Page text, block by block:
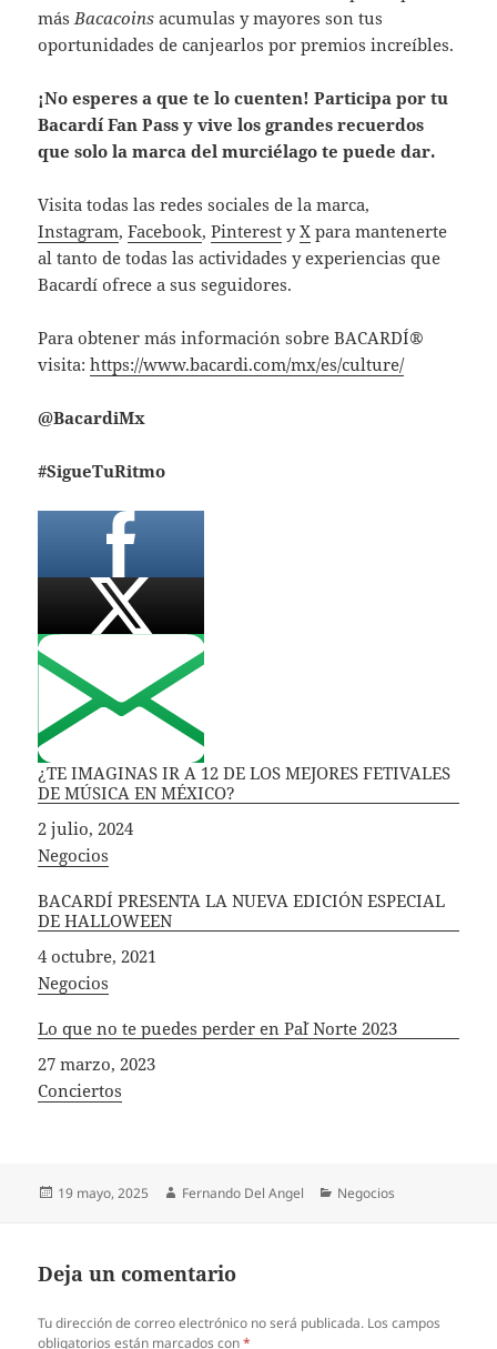
más Bacacoinsacumulas y mayores son tus
oportunidades de canjearlos por premios increíbles.
¡No esperes a que te lo cuenten! Participa por tu
Bacardí Fan Pass y vive los grandes recuerdos
que solo la marca del murciélago te puede dar.
Visita todas las redes sociales de la marca,
Instagram,Facebook,Pinterest yX para mantenerte
al tanto de todas las actividades y experiencias que
Bacardí ofrece a sus seguidores.
Para obtener más información sobre BACARDÍ®
visita:https://www.bacardi.com/mx/es/culture/
@BacardiMx
#SigueTuRitmo
¿TE IMAGINAS IR A 12 DE LOS MEJORES FETIVALES
DE MÚSICA EN MÉXICO?
Fecha
2 julio, 2024
In relation to
Negocios
BACARDÍ PRESENTA LA NUEVA EDICIÓN ESPECIAL
DE HALLOWEEN
Fecha
4 octubre, 2021
In relation to
Negocios
Lo que no te puedes perder en Pa´l Norte 2023
Fecha
27 marzo, 2023
In relation to
Conciertos
Publicado
19 mayo, 2025 Autor
Fernando Del Angel Categorías
Negocios
Deja un comentario
Tu dirección de correo electrónico no será publicada. Los campos
obligatorios están marcados con*